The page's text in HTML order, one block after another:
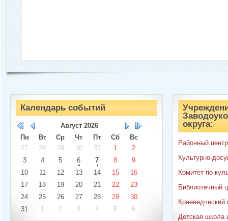
Календарь событий
Август 2026
Пн
Вт Ср Чт Пт Сб
Вс
27
28 29 30 31 1
2
3
4 5 6 7 8
9
10
11 12 13 14 15
16
17
18 19 20 21 22
23
24
25 26 27 28 29
30
31
1 2 3 4 5 6
округа:
Районный
Культурно-
Комитет по
Библиотечный
Краеведческий
Детская школа